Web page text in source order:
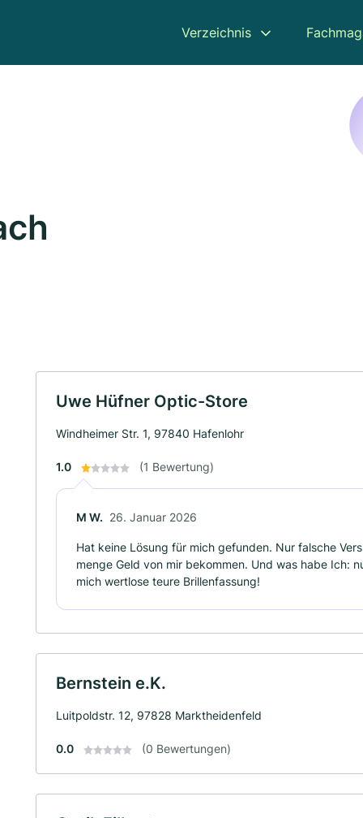
Verzeichnis
Uwe Hüfner Optic-Store
Windheimer Str. 1, 97840 Hafenlohr
1.0 (1 Bewertung)
M W. 26. Januar 2026
Hat keine Lösung für mich gefunden. Nur falsche
menge Geld von mir bekommen. Und was habe Ich:
mich wertlose teure Brillenfassung!
Bernstein e.K.
Luitpoldstr. 12, 97828 Marktheidenfeld
0.0 (0 Bewertungen)